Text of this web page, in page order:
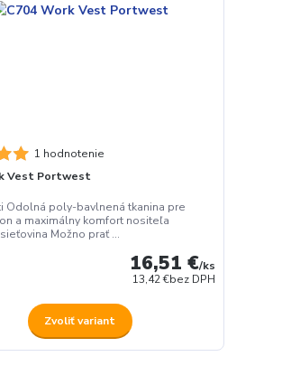
1 hodnotenie
Vest Portwest
Odolná poly-bavlnená tkanina pre
a maximálny komfort nositeľa
Možno prať ...
16,51 €/ks
13,42 €bez DPH
Zvoliť variant